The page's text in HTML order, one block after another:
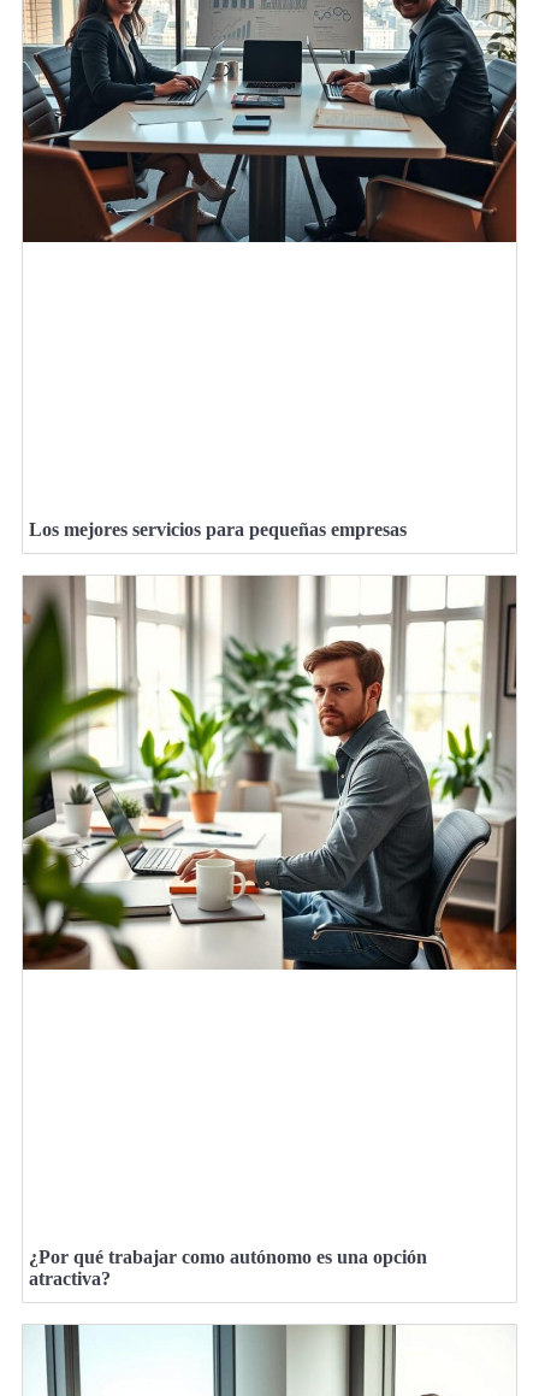
Los mejores servicios para pequeñas empresas
¿Por qué trabajar como autónomo es una opción
atractiva?